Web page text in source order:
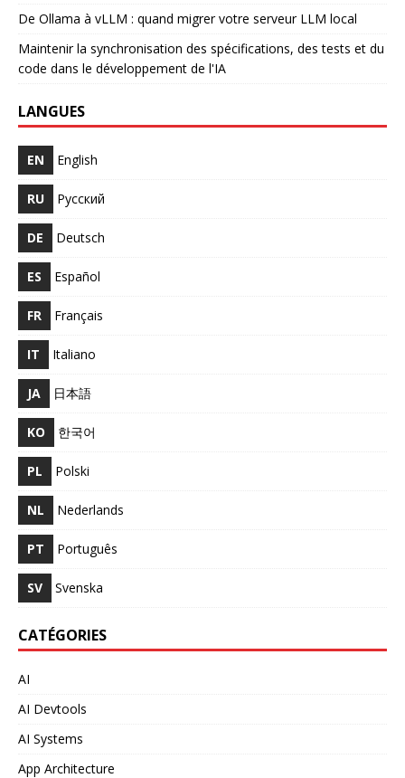
De Ollama à vLLM : quand migrer votre serveur LLM local
Maintenir la synchronisation des spécifications, des tests et du
code dans le développement de l'IA
LANGUES
EN English
RU Русский
DE Deutsch
ES Español
FR Français
IT Italiano
JA 日本語
KO 한국어
PL Polski
NL Nederlands
PT Português
SV Svenska
CATÉGORIES
AI
AI Devtools
AI Systems
App Architecture